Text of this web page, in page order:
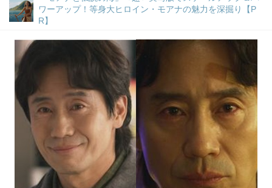
ワーアップ！等身大ヒロイン・モアナの魅力を深掘り【P
R】